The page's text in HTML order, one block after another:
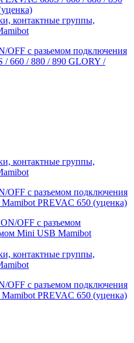
контактные группы,
OFF с разьемом подключения
660 / 880 / 890 GLORY /
контактные группы,
OFF с разъемом подключения
PREVAC 650 (уценка)
контактные группы,
OFF с разъемом подключения
PREVAC 650 (уценка)